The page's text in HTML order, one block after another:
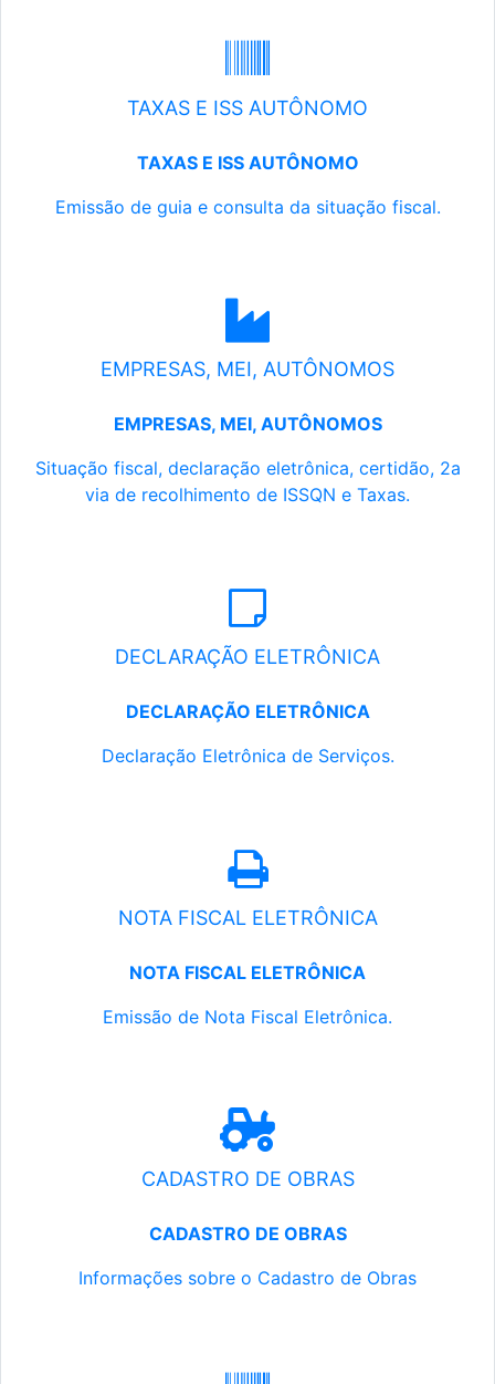
TAXAS E ISS AUTÔNOMO
TAXAS E ISS AUTÔNOMO
Emissão de guia e consulta da situação fiscal.
EMPRESAS, MEI, AUTÔNOMOS
EMPRESAS, MEI, AUTÔNOMOS
Situação fiscal, declaração eletrônica, certidão, 2a
via de recolhimento de ISSQN e Taxas.
DECLARAÇÃO ELETRÔNICA
DECLARAÇÃO ELETRÔNICA
Declaração Eletrônica de Serviços.
NOTA FISCAL ELETRÔNICA
NOTA FISCAL ELETRÔNICA
Emissão de Nota Fiscal Eletrônica.
CADASTRO DE OBRAS
CADASTRO DE OBRAS
Informações sobre o Cadastro de Obras